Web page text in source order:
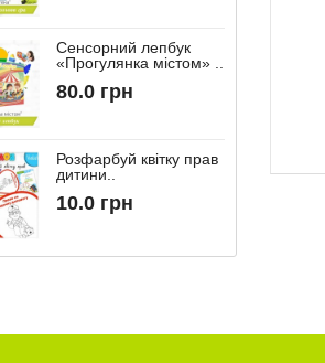
Сенсорний лепбук
«Прогулянка містом» ..
80.0 грн
Розфарбуй квітку прав
дитини..
10.0 грн